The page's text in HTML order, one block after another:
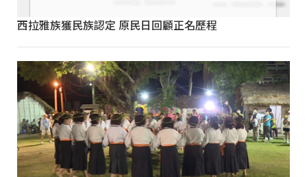
西拉雅族獲民族認定 原民日回顧正名歷程